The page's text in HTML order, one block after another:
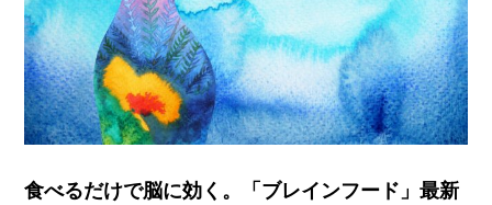
食べるだけで脳に効く。「ブレインフード」最新